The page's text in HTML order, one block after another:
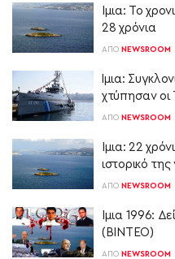
Ιμια: Το
28 χρόνια
ΑΠΌ NEWSROOM
Ίμια:
χτύπησαν οι
ΑΠΌ NEWSROOM
Ιμια: 22
ιστορικό
ΑΠΌ NEWSROOM
Ιμια 1996:
(ΒΙΝΤΕΟ)
ΑΠΌ NEWSROOM